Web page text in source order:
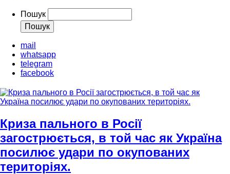
Пошук
mail
whatsapp
telegram
facebook
Криза пального в Росії
загострюється, в той час як Україна
посилює удари по окупованих
територіях.